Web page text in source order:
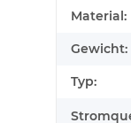
Material:
Gewicht:
Typ: